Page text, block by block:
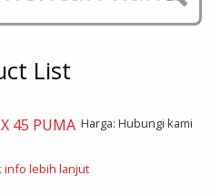
List
45 PUMA Harga: Hubungi kami
info lebih lanjut